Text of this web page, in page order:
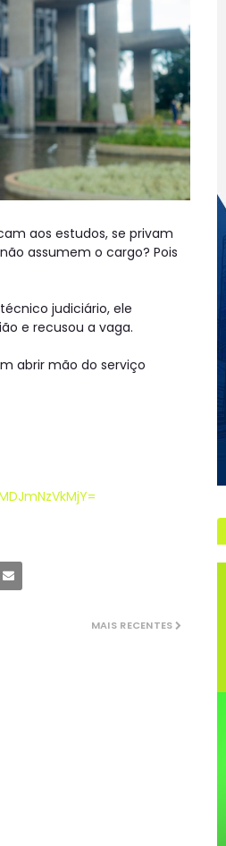
aos estudos, se privam
assumem o cargo? Pois
judiciário, ele
e recusou a vaga.
abrir mão do serviço
MAIS RECENTES